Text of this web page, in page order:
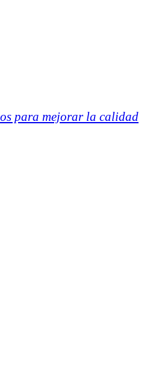
para mejorar la calidad